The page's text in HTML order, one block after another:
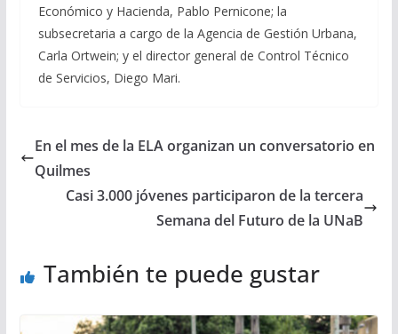
Económico y Hacienda, Pablo Pernicone; la
subsecretaria a cargo de la Agencia de Gestión Urbana,
Carla Ortwein; y el director general de Control Técnico
de Servicios, Diego Mari.
En el mes de la ELA organizan un conversatorio en
Quilmes
Casi 3.000 jóvenes participaron de la tercera
Semana del Futuro de la UNaB
También te puede gustar